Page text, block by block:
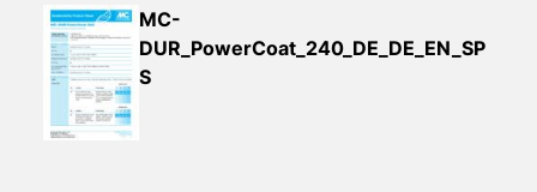
MC-
DUR_PowerCoat_240_DE_DE_EN_SP
S